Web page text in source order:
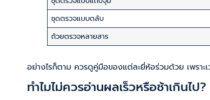
ชุดตรวจแบบตลับ
ถ้วยตรวจหลายสาร
อย่างไรก็ตาม ควรดูคู่มือของแต่ละยี่ห้อร่วมด้วย เพราะ
ทำไมไม่ควรอ่านผลเร็วหรือช้าเกินไป?